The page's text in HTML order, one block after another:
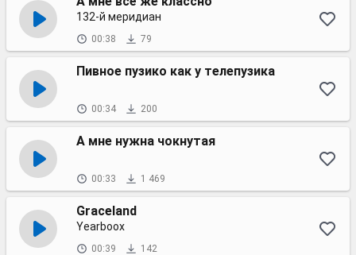
132-й меридиан
00:38 79
Пивное пузико как у телепузика
00:34 200
А мне нужна чокнутая
00:33 1 469
Graceland
Yearboox
00:39 142